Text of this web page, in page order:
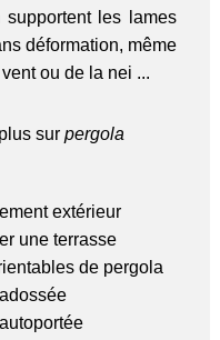
supportent les lames
déformation, même
ou de la nei ...
surpergola
extérieur
une terrasse
de pergola